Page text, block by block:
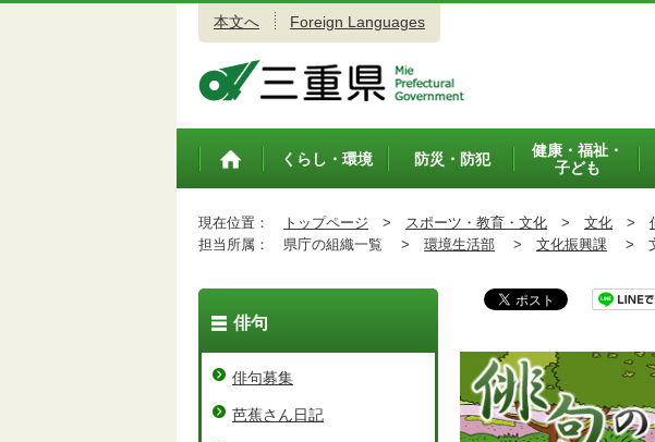
本文へ Foreign Languages
トップペ
くらし・環境 防災・防犯
健康・福祉・
子ども
現在位置： トップページ > スポーツ・教育・文化 > 文化 >
担当所属：
県庁の組織一覧 > 環境生活部 > 文化振興課 >
俳句
俳句募集
芭蕉さん日記